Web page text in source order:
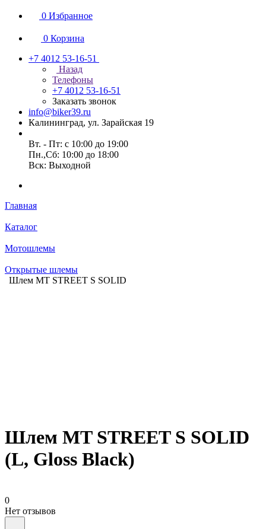
0 Избранное
0 Корзина
+7 4012 53-16-51
Назад
Телефоны
+7 4012 53-16-51
Заказать звонок
info@biker39.ru
Калининград, ул. Зарайская 19
Вт. - Пт: с 10:00 до 19:00
Пн.,Сб: 10:00 до 18:00
Вск: Выходной
Главная
Каталог
Мотошлемы
Открытые шлемы
Шлем MT STREET S SOLID
Шлем MT STREET S SOLID
(L, Gloss Black)
0
Нет отзывов